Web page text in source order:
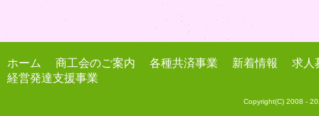
ホーム 商工会のご案内 各種共済事業 新着情報
求人
経営発達支援事業
Copyright(C) 2008 -